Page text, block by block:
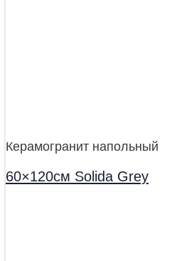
Керамогранит напольный
60×120см Solida Grey